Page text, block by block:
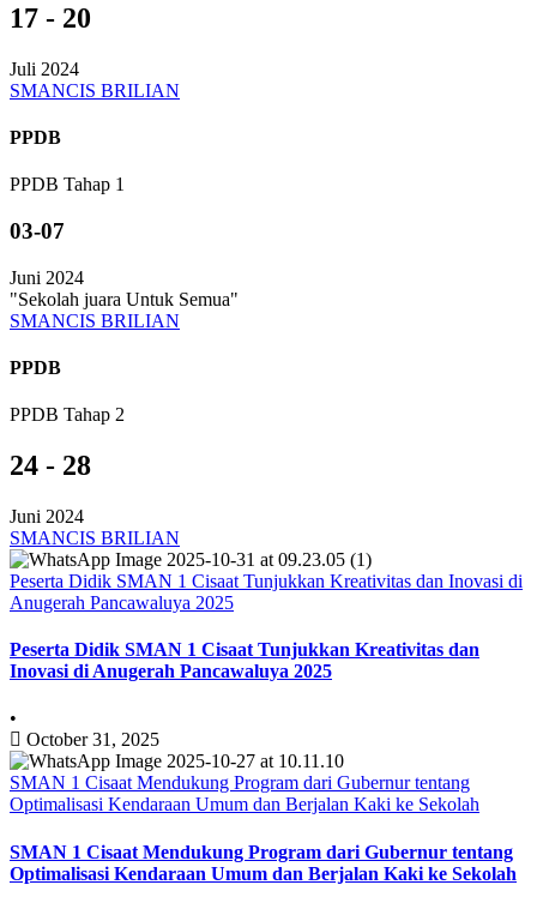
17 - 20
Juli 2024
SMANCIS BRILIAN
PPDB
PPDB Tahap 1
03-07
Juni 2024
"Sekolah juara Untuk Semua"
SMANCIS BRILIAN
PPDB
PPDB Tahap 2
24 - 28
Juni 2024
SMANCIS BRILIAN
Peserta Didik SMAN 1 Cisaat Tunjukkan Kreativitas dan Inovasi di
Anugerah Pancawaluya 2025
Peserta Didik SMAN 1 Cisaat Tunjukkan Kreativitas dan
Inovasi di Anugerah Pancawaluya 2025
•
October 31, 2025
SMAN 1 Cisaat Mendukung Program dari Gubernur tentang
Optimalisasi Kendaraan Umum dan Berjalan Kaki ke Sekolah
SMAN 1 Cisaat Mendukung Program dari Gubernur tentang
Optimalisasi Kendaraan Umum dan Berjalan Kaki ke Sekolah